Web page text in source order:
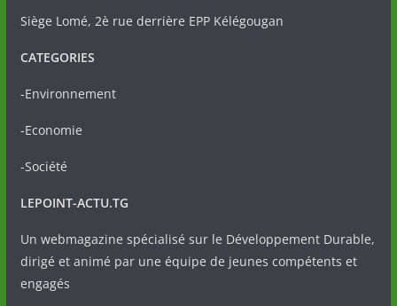
Siège Lomé, 2è rue derrière EPP Kélégougan
CATEGORIES
-Environnement
-Economie
-Société
LEPOINT-ACTU.TG
Un webmagazine spécialisé sur le Développement Durable,
dirigé et animé par une équipe de jeunes compétents et
engagés